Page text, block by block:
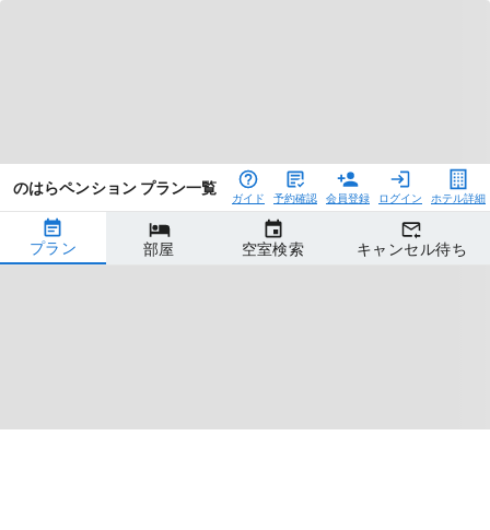
のはらペンション プラン一覧
ホテル詳細
ログイン
会員登録
予約確認
ガイド
プラン 部屋 空室検索 キャンセル待ち